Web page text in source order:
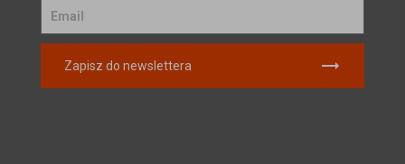
Zapisz do newslettera